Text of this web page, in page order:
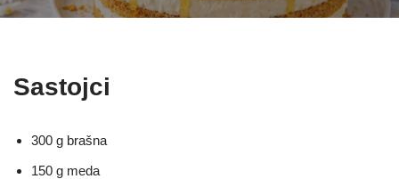
Sastojci
300 g brašna
150 g meda